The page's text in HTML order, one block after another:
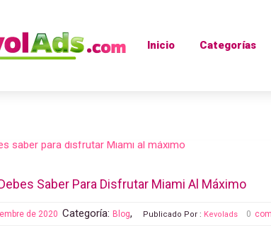
Inicio Categorías
Saber Para Disfrutar Miami Al Máximo
de 2020 Categoría: Blog, Publicado Por : Kevolads 0